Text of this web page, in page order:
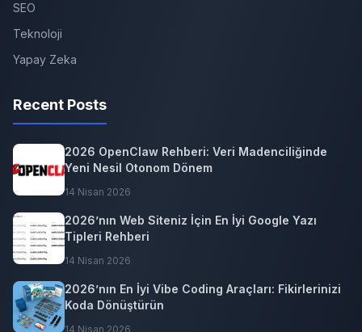
SEO
Teknoloji
Yapay Zeka
Recent Posts
2026 OpenClaw Rehberi: Veri Madenciliğinde
Yeni Nesil Otonom Dönem
14 Nisan 2026
2026’nın Web Siteniz İçin En İyi Google Yazı
Tipleri Rehberi
14 Nisan 2026
2026’nın En İyi Vibe Coding Araçları: Fikirlerinizi
Koda Dönüştürün
14 Nisan 2026